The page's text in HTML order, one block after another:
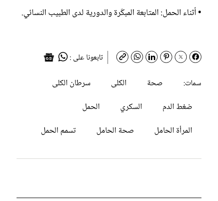
• أثناء الحمل: المتابعة المبكّرة والدورية لدى الطبيب النسائي.
تابعونا على :
سمات:
صحة الكلى
سرطان الكلى
ضغط الدم
السكري
الحمل
المرأة الحامل
صحة الحامل تسمم الحمل